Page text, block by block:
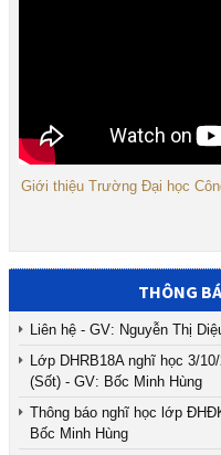
Giới thiệu Trường Đại học
THÔNG
Liên hệ - GV: Nguyễn Thị
Lớp DHRB18A nghĩ học 3/
(Sốt) - GV: Bốc Minh Hùng
Thông báo nghĩ học lớp
Bốc Minh Hùng